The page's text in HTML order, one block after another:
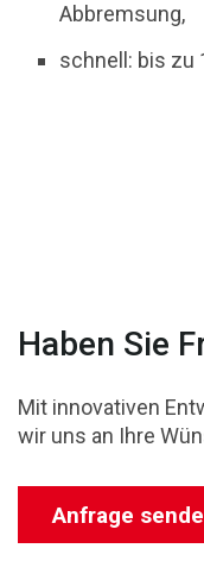
Abbremsung,
schnell: bis zu
Haben Sie
Mit innovativen
wir uns an Ihre
Anfrage